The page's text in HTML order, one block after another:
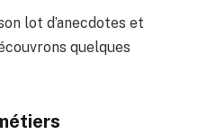
lot d’anecdotes et
quelques